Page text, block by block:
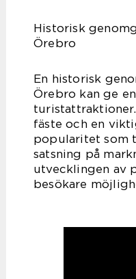
Historisk
Örebro
En historisk
Örebro kan ge
fäste och en
popularitet som
satsning på
utvecklingen av
besökare